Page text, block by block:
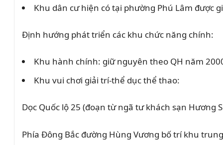
Khu dân cư hiện có tại phường Phú Lâm được
Định hướng phát triển các khu chức năng chính:
Khu hành chính: giữ nguyên theo QH năm
Khu vui chơi giải trí-thể dục thể thao:
Dọc Quốc lộ 25 (đoạn từ ngã tư khách sạn Hương
Phía Đông Bắc đường Hùng Vương bố trí khu